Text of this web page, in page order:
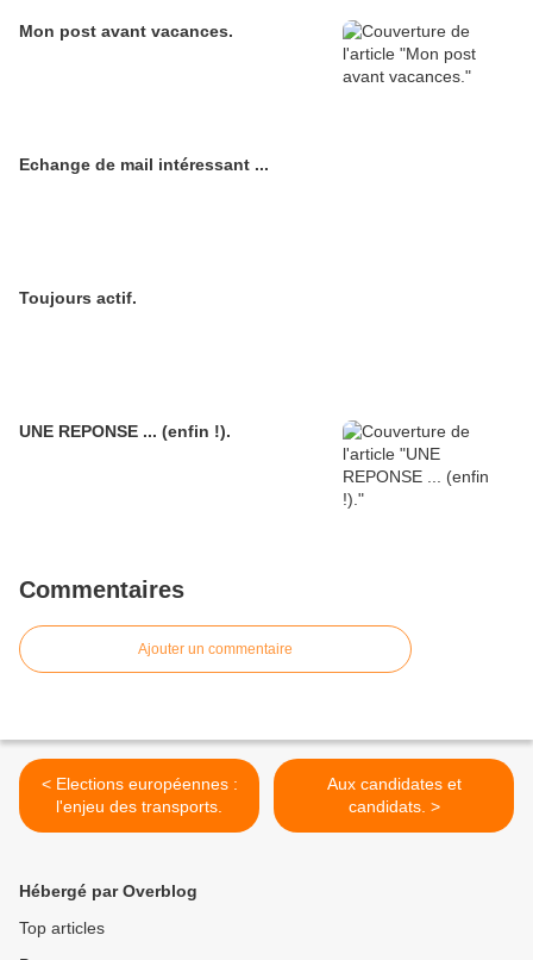
Mon post avant vacances.
Echange de mail intéressant ...
Toujours actif.
UNE REPONSE ... (enfin !).
Commentaires
Ajouter un commentaire
< Elections européennes :
l'enjeu des transports.
Aux candidates et
candidats. >
Hébergé par Overblog
Top articles